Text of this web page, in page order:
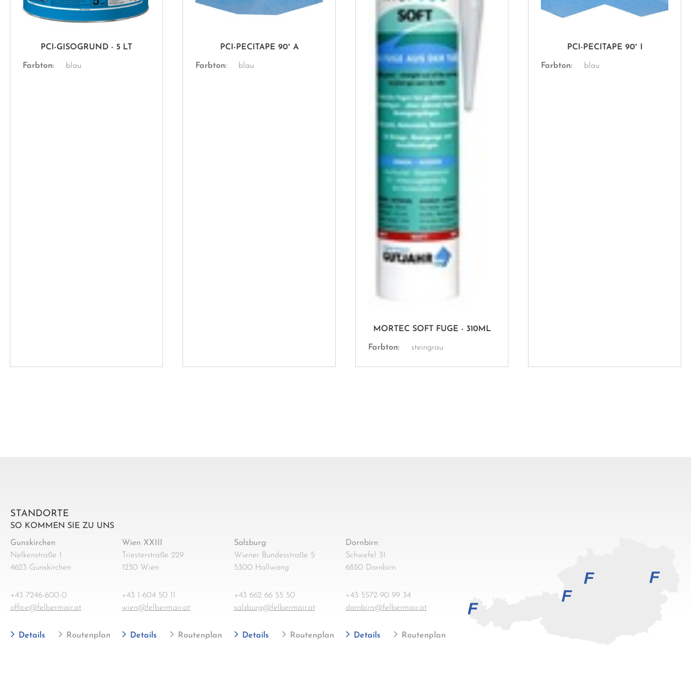
PCI-GISOGRUND - 5 LT
Farbton: blau
PCI-PECITAPE 90° A
Farbton: blau
MORTEC SOFT FUGE - 310ML
Farbton: steingrau
PCI-PECITAPE 90° I
Farbton: blau
STANDORTE
SO KOMMEN SIE ZU UNS
Gunskirchen
Nelkenstraße 1
4623 Gunskirchen
+43 7246-600-0
office@felbermair.at
Details Routenplan
Wien XXIII
Triesterstraße 229
1230 Wien
+43 1-604 50 11
wien@felbermair.at
Details Routenplan
Salzburg
Wiener Bundesstraße 5
5300 Hallwang
+43 662 66 55 50
salzburg@felbermair.at
Details Routenplan
Dornbirn
Schwefel 31
6850 Dornbirn
+43 5572-90 99 34
dornbirn@felbermair.at
Details Routenplan